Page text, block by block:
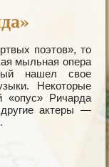
поэтов», то
мыльная опера
нашел свое
Некоторые
«опус» Ричарда
актеры —